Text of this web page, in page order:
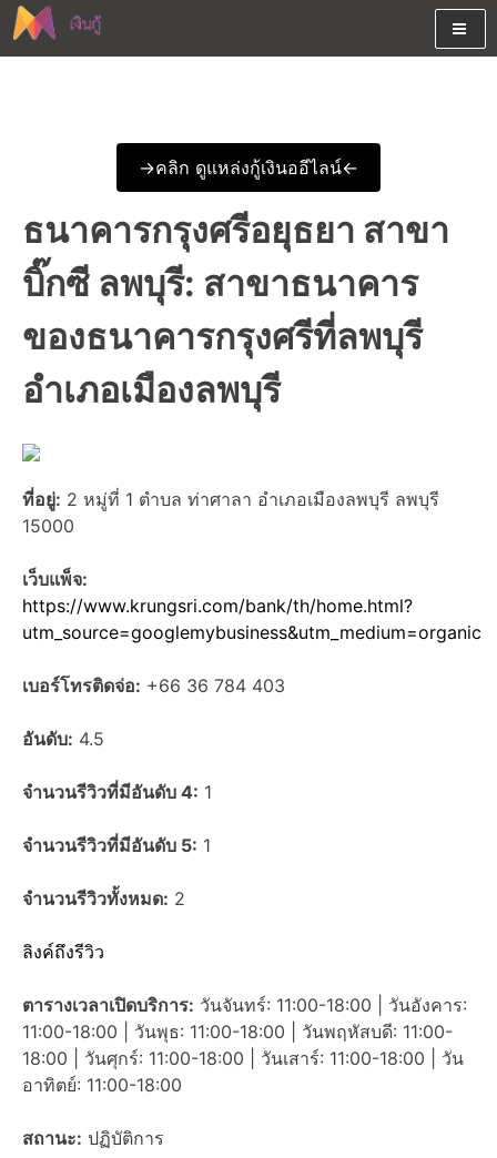
Skip
to
เงินด่วนรับสินเชื่อพร้อมบัตรกด
เงินสด และมีรีไฟแนนซ์ด้วย
->คลิก ดูแหล่งกู้เงินออีไลน์<-
ธนาคารกรุงศรีอยุธยา สาขา
บิ๊กซี ลพบุรี: สาขาธนาคาร
ของธนาคารกรุงศรีที่ลพบุรี
อำเภอเมืองลพบุรี
ที่อยู่: 2 หมู่ที่ 1 ตำบล ท่าศาลา อำเภอเมืองลพบุรี ลพบุรี
15000
เว็บแพ็จ:
https://www.krungsri.com/bank/th/home.html?
utm_source=googlemybusiness&utm_medium=organic
เบอร์โทรติดจ่อ: +66 36 784 403
อันดับ: 4.5
จำนวนรีวิวที่มีอันดับ 4: 1
จำนวนรีวิวที่มีอันดับ 5: 1
จำนวนรีวิวทั้งหมด: 2
ลิงค์ถึงรีวิว
ตารางเวลาเปิดบริการ: วันจันทร์: 11:00-18:00 | วันอังคาร:
11:00-18:00 | วันพุธ: 11:00-18:00 | วันพฤหัสบดี: 11:00-
18:00 | วันศุกร์: 11:00-18:00 | วันเสาร์: 11:00-18:00 | วัน
อาทิตย์: 11:00-18:00
สถานะ: ปฏิบัติการ